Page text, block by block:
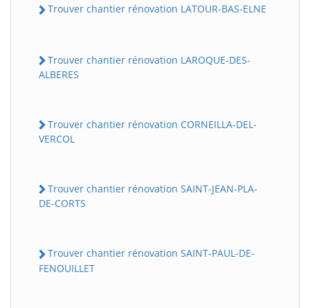
Trouver chantier rénovation LATOUR-BAS-ELNE
Trouver chantier rénovation LAROQUE-DES-
ALBERES
Trouver chantier rénovation CORNEILLA-DEL-
VERCOL
Trouver chantier rénovation SAINT-JEAN-PLA-
DE-CORTS
Trouver chantier rénovation SAINT-PAUL-DE-
FENOUILLET